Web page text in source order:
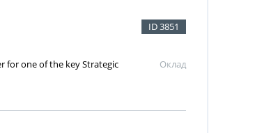
ID 3851
for one of the key Strategic
Оклад